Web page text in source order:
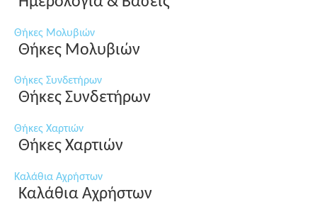
Θήκες Μολυβιών
Θήκες Μολυβιών
Θήκες Συνδετήρων
Θήκες Συνδετήρων
Θήκες Χαρτιών
Θήκες Χαρτιών
Καλάθια Αχρήστων
Καλάθια Αχρήστων